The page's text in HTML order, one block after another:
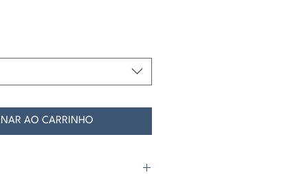
AO CARRINHO